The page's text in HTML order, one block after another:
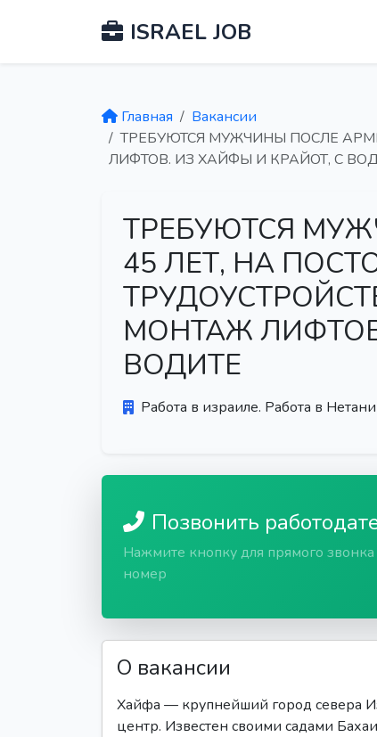
ISRAEL JOB
Главная
Вакансии
ТРЕБУЮТСЯ МУЖЧИНЫ ПОСЛЕ
ЛИФТОВ. ИЗ ХАЙФЫ И КРАЙОТ, С
ТРЕБУЮТСЯ
45 ЛЕТ, НА
МОНТАЖ
ВОДИТЕ
Работа в израиле. Работа в
Позвонить
Нажмите кнопку для прямого
номер
О вакансии
Хайфа — крупнейший город севера
центр. Известен своими садами